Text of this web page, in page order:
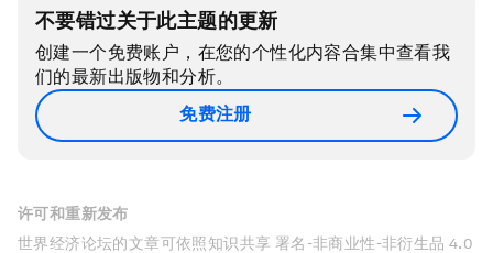
不要错过关于此主题的更新
创建一个免费账户，在您的个性化内容合集中查看我
们的最新出版物和分析。
免费注册
许可和重新发布
世界经济论坛的文章可依照知识共享 署名-非商业性-非衍生品 4.0